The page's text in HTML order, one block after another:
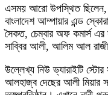
এসময় আরো উপস্থিত ছিলেন,
বাংলাদেশ আম্পায়ার এন্ড
সৈকত, চেম্বার অফ কমার্স
সাব্বির আলী, আলিম আল
উল্লেখ্য নিউ ভ্যারাইটি
আলহাজ্ব দেছের আলী মিয়ার